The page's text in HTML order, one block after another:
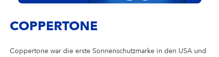
COPPERTONE
Coppertone war die erste Sonnenschutzmarke in den USA und